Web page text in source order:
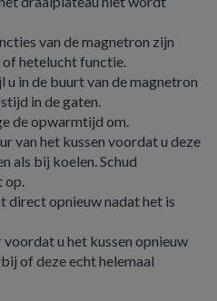
van de magnetron zijn
hetelucht functie.
in de buurt van de magnetron
in de gaten.
de opwarmtijd om.
van het kussen voordat u deze
als bij koelen. Schud
op.
direct opnieuw nadat het is
u het kussen opnieuw
of deze echt helemaal